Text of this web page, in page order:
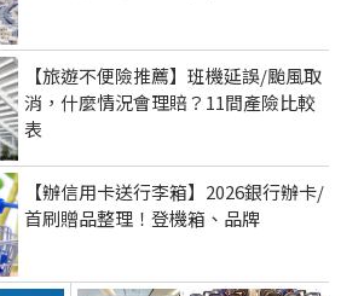
【旅遊不便險推薦】班機延誤/颱風取
消，什麼情況會理賠？11間產險比較
表
【辦信用卡送行李箱】2026銀行辦卡/
首刷贈品整理！登機箱、品牌